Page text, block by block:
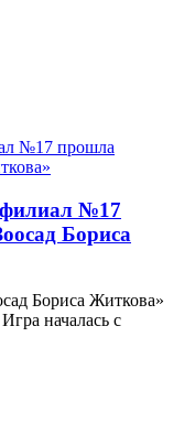
филиал №17
Бориса
Бориса Житкова»
началась с